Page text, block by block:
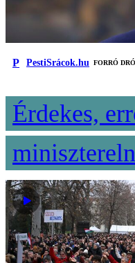
P PestiSrácok.hu FORRÓ
Érdekes,